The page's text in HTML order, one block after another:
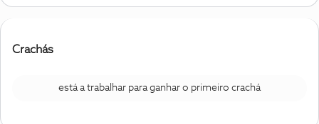
Crachás
está a trabalhar para ganhar o primeiro crachá